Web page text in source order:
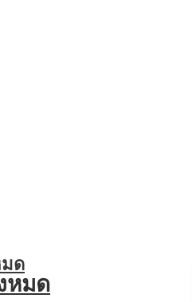
ด
หมด